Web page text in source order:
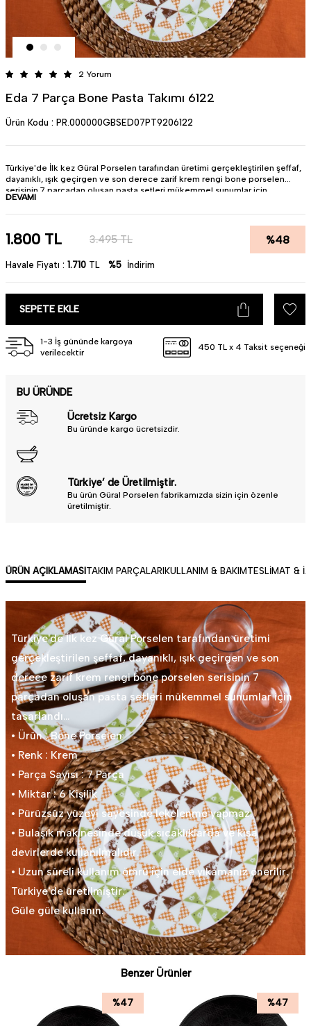
2 Yorum
Eda 7 Parça Bone Pasta Takımı 6122
Ürün Kodu : PR.000000GBSED07PT9206122
Türkiye'de İlk kez Güral Porselen tarafından üretimi gerçekleştirilen şeffaf,
dayanıklı, ışık geçirgen ve son derece zarif krem rengi bone porselen
serisinin 7 parçadan oluşan pasta setleri mükemmel sunumlar için
tasarlandı…
• Ürün : Bone Porselen
• Parça Sayısı : 7 Parça
• Miktar : 6 Kişilik
• Bulaşık makinesinde düşük sıcaklıklarda ve kısa devirlerde
Güle güle kullanın.
DEVAMI
1.800 TL 3.495TL %48
Havale Fiyatı : 1.710 TL %5 İndirim
SEPETE EKLE
1-3 İş gününde kargoya
verilecektir
450 TL x 4 Taksit seçeneği
BU ÜRÜNDE
Ücretsiz Kargo
Bu üründe kargo ücretsizdir.
Türkiye’ de Üretilmiştir.
Bu ürün Güral Porselen fabrikamızda sizin için özenle
üretilmiştir.
ÜRÜN AÇIKLAMASI TAKIM PARÇALARI KULLANIM & BAKIM TESLIMAT &
Türkiye'de İlk kez Güral Porselen tarafından üretimi
gerçekleştirilen şeffaf, dayanıklı, ışık geçirgen ve son
derece zarif krem rengi bone porselen serisinin 7
parçadan oluşan pasta setleri mükemmel sunumlar için
tasarlandı…
• Ürün : Bone Porselen
• Renk : Krem
• Parça Sayısı : 7 Parça
• Miktar : 6 Kişilik
• Pürüzsüz yüzeyi sayesinde lekelenme yapmaz.
• Bulaşık makinesinde düşük sıcaklıklarda ve kısa
devirlerde kullanılmalıdır.
• Uzun süreli kullanım ömrü için elde yıkamanız önerilir.
Türkiye'de üretilmiştir.
Güle güle kullanın.
Benzer Ürünler
%47 %47